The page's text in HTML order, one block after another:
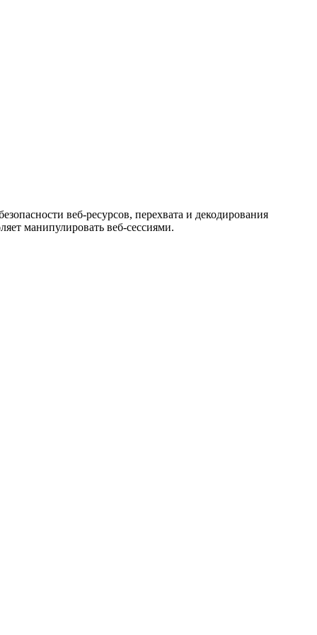
веб-ресурсов, перехвата и декодирования
манипулировать веб-сессиями.